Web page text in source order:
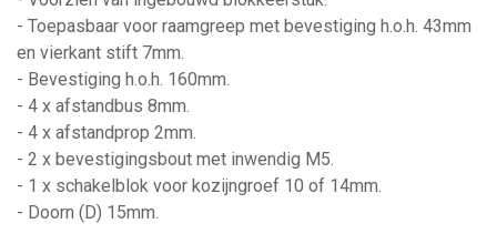
- Toepasbaar voor raamgreep met bevestiging h.o.h. 43mm
en vierkant stift 7mm.
- Bevestiging h.o.h. 160mm.
- 4 x afstandbus 8mm.
- 4 x afstandprop 2mm.
- 2 x bevestigingsbout met inwendig M5.
- 1 x schakelblok voor kozijngroef 10 of 14mm.
- Doorn (D) 15mm.